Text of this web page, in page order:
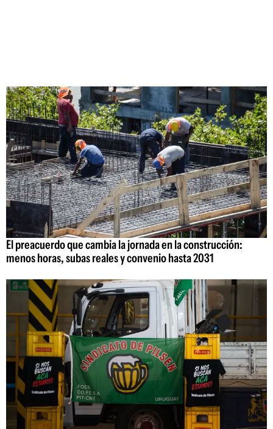
El preacuerdo que cambia la jornada en la construcción:
menos horas, subas reales y convenio hasta 2031